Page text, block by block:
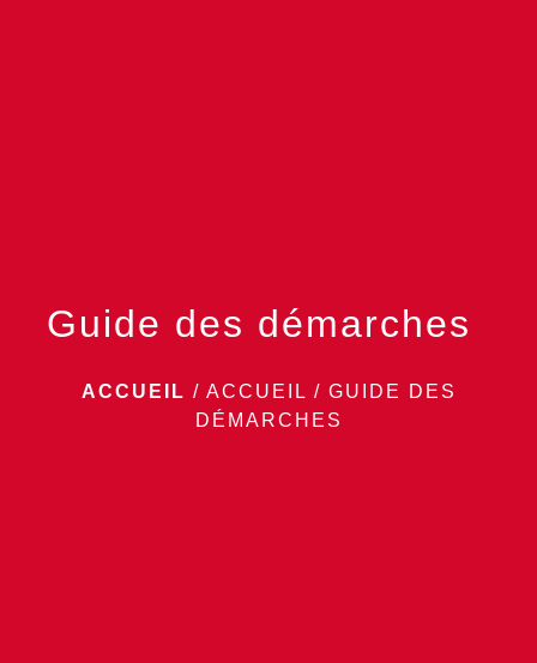
Guide des démarches
ACCUEIL / ACCUEIL / GUIDE DES
DÉMARCHES